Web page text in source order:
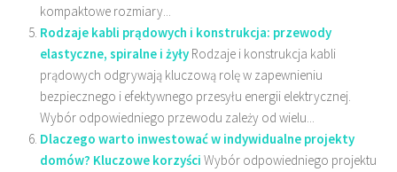
kompaktowe rozmiary...
Rodzaje kabli prądowych i konstrukcja: przewody
elastyczne, spiralne i żyły Rodzaje i konstrukcja kabli
prądowych odgrywają kluczową rolę w zapewnieniu
bezpiecznego i efektywnego przesyłu energii elektrycznej.
Wybór odpowiedniego przewodu zależy od wielu...
Dlaczego warto inwestować w indywidualne projekty
domów? Kluczowe korzyści Wybór odpowiedniego projektu